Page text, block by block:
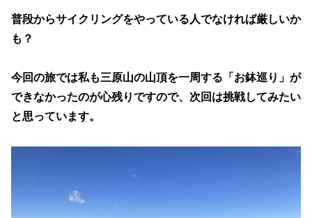
普段からサイクリングをやっている人でなければ厳しいか
も？
今回の旅では私も三原山の山頂を一周する「お鉢巡り」が
できなかったのが心残りですので、次回は挑戦してみたい
と思っています。